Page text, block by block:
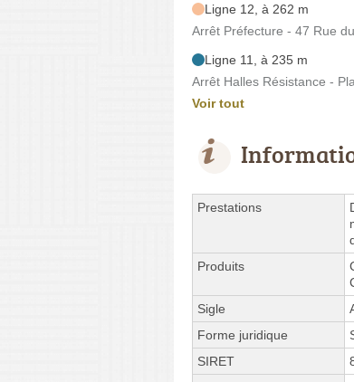
Ligne 12, à 262 m
Arrêt Préfecture - 47 Rue
Ligne 11, à 235 m
Arrêt Halles Résistance -
Voir tout
Prestations
Produits
Sigle
Forme juridique
SIRET